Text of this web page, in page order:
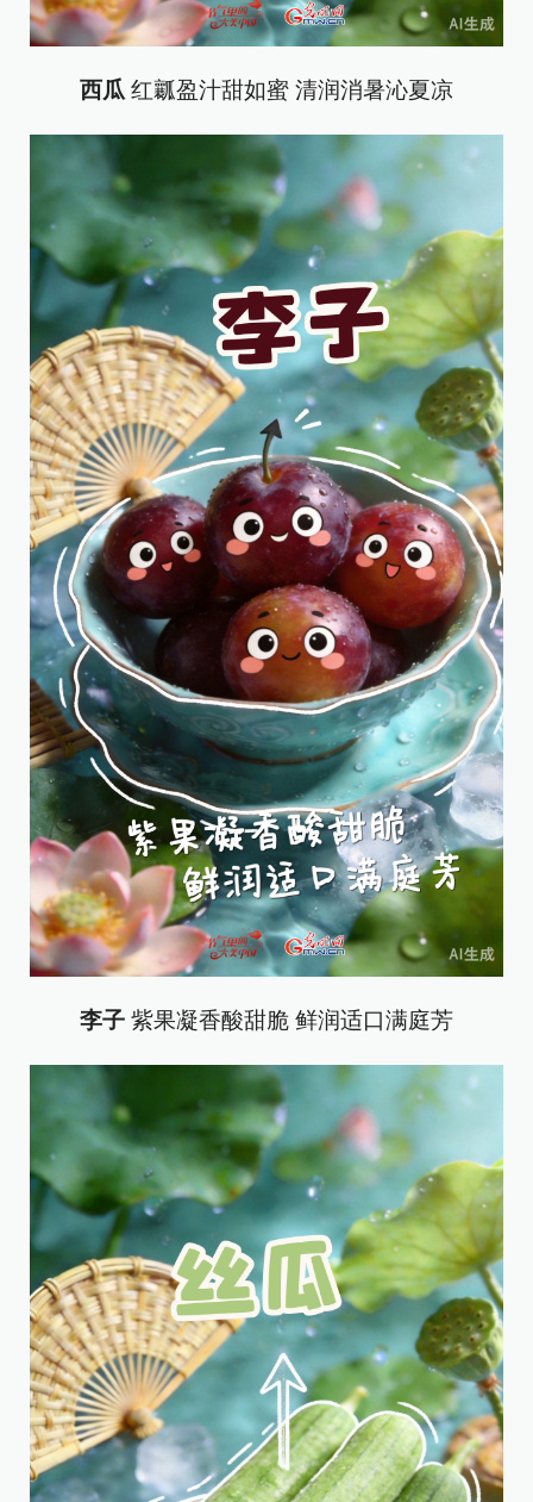
西瓜 红瓤盈汁甜如蜜 清润消暑沁夏凉
李子 紫果凝香酸甜脆 鲜润适口满庭芳